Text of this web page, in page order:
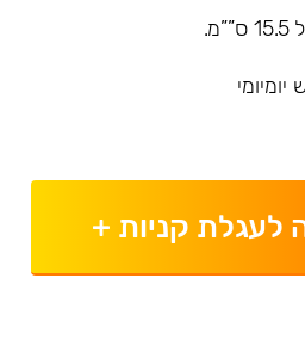
לעגלת קניות +